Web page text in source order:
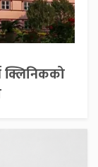
क्लिनिकको